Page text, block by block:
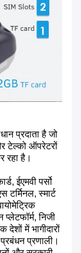
प्रदाता है जो
टेल्को ऑपरेटरों
रहा है।
ईएमवी पर्सो
टर्मिनल, स्मार्ट
प्लेटफॉर्म, निजी
में भागीदारों
प्रणाली।